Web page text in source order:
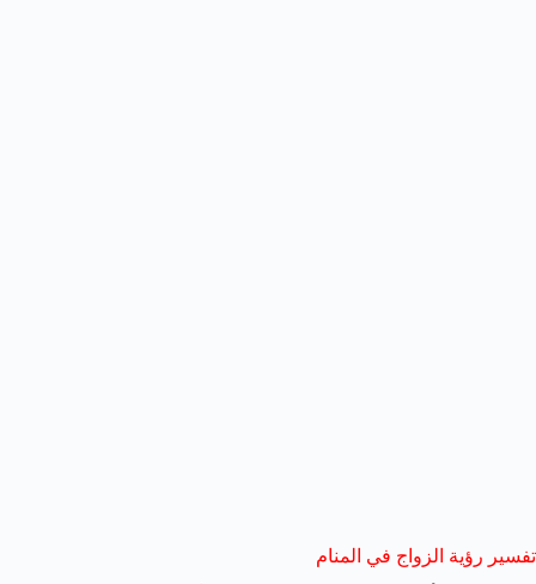
تفسير رؤية الزواج في المنام